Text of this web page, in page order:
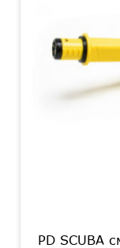
PD SCUBA